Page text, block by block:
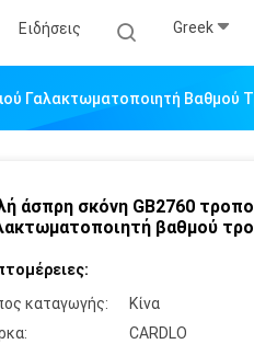
Ειδήσεις Greek
Γαλακτωματοποιητή Βαθμού
άσπρη σκόνη GB2760
βαθμού
καταγωγής:
Κίνα
CARDLO